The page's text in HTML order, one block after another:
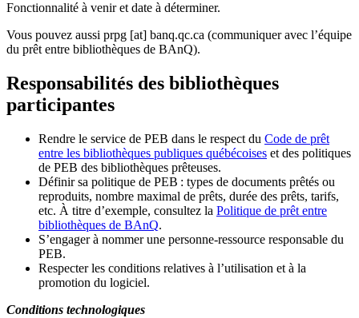
Fonctionnalité à venir et date à déterminer.
Vous pouvez aussi prpg [at] banq.qc.ca (communiquer avec l’équipe
du prêt entre bibliothèques de BAnQ).
Responsabilités des bibliothèques
participantes
Rendre le service de PEB dans le respect du Code de prêt
entre les bibliothèques publiques québécoises et des politiques
de PEB des bibliothèques prêteuses.
Définir sa politique de PEB : types de documents prêtés ou
reproduits, nombre maximal de prêts, durée des prêts, tarifs,
etc. À titre d’exemple, consultez la Politique de prêt entre
bibliothèques de BAnQ.
S’engager à nommer une personne-ressource responsable du
PEB.
Respecter les conditions relatives à l’utilisation et à la
promotion du logiciel.
Conditions technologiques